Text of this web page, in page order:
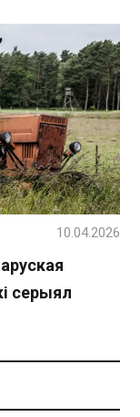
серыял
10.04.2026